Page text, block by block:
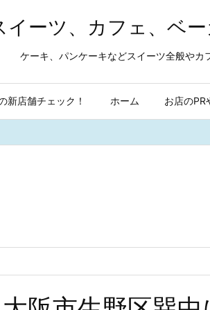
イーツ、カフェ、ベ
ケーキ、パンケーキなどスイーツ全般やカ
新店舗チェック！ ホーム お店のPR